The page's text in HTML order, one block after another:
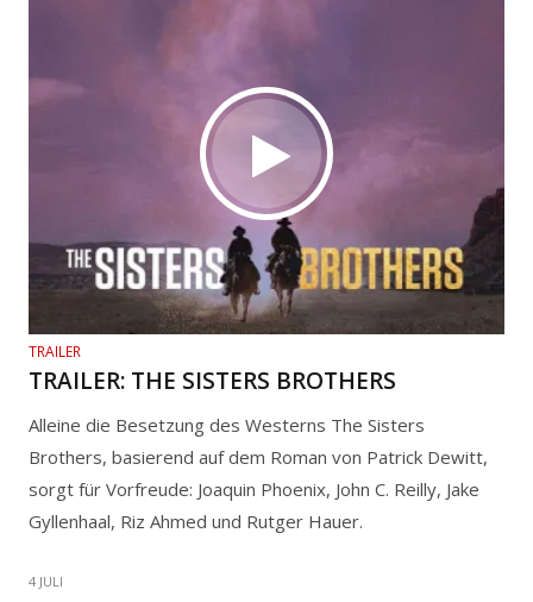
TRAILER
TRAILER: THE SISTERS BROTHERS
Alleine die Besetzung des Westerns The Sisters
Brothers, basierend auf dem Roman von Patrick Dewitt,
sorgt für Vorfreude: Joaquin Phoenix, John C. Reilly, Jake
Gyllenhaal, Riz Ahmed und Rutger Hauer.
4 JULI